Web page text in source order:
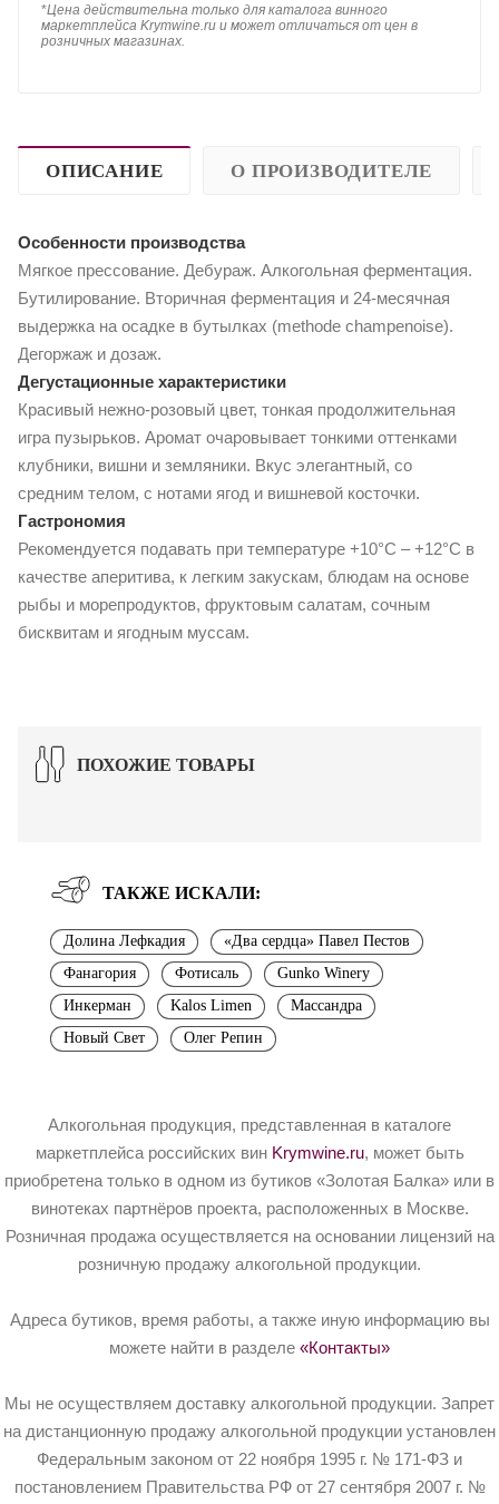
*Цена действительна только для каталога винного
маркетплейса Krymwine.ru и может отличаться от цен в
розничных магазинах.
ОПИСАНИЕ О ПРОИЗВОДИТЕЛЕ
Особенности производства
Мягкое прессование. Дебураж. Алкогольная ферментация.
Бутилирование. Вторичная ферментация и 24-месячная
выдержка на осадке в бутылках (methode champenoise).
Дегоржаж и дозаж.
Дегустационные характеристики
Красивый нежно-розовый цвет, тонкая продолжительная
игра пузырьков. Аромат очаровывает тонкими оттенками
клубники, вишни и земляники. Вкус элегантный, со
средним телом, с нотами ягод и вишневой косточки.
Гастрономия
Рекомендуется подавать при температуре +10°С – +12°С в
качестве аперитива, к легким закускам, блюдам на основе
рыбы и морепродуктов, фруктовым салатам, сочным
бисквитам и ягодным муссам.
ПОХОЖИЕ ТОВАРЫ
ТАКЖЕ ИСКАЛИ:
Долина Лефкадия
«Два сердца» Павел Пестов
Фанагория
Фотисаль
Gunko Winery
Инкерман
Kalos Limen
Массандра
Новый Свет
Олег Репин
Алкогольная продукция, представленная в каталоге
маркетплейса российских вин Krymwine.ru, может быть
приобретена только в одном из бутиков «Золотая Балка» или в
винотеках партнёров проекта, расположенных в Москве.
Розничная продажа осуществляется на основании лицензий на
розничную продажу алкогольной продукции.
Адреса бутиков, время работы, а также иную информацию вы
можете найти в разделе «Контакты»
Мы не осуществляем доставку алкогольной продукции. Запрет
на дистанционную продажу алкогольной продукции установлен
Федеральным законом от 22 ноября 1995 г. № 171-ФЗ и
постановлением Правительства РФ от 27 сентября 2007 г. №